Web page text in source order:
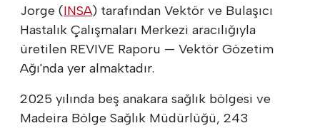
Jorge (INSA) tarafından Vektör ve Bulaşıcı
Hastalık Çalışmaları Merkezi aracılığıyla
üretilen REVIVE Raporu — Vektör Gözetim
Ağı'nda yer almaktadır.
2025 yılında beş anakara sağlık bölgesi ve
Madeira Bölge Sağlık Müdürlüğü, 243